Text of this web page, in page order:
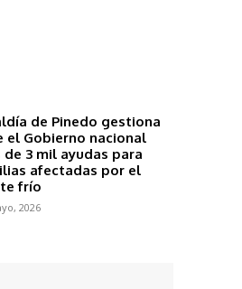
de Pinedo gestiona
el Gobierno nacional
de 3 mil ayudas para
afectadas por el
frío
2026